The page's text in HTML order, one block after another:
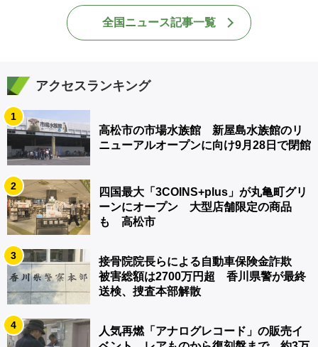
全国ニュース記事一覧
アクセスランキング
1
高松市の市場水族館 新屋島水族館のリ
ニューアルオープンに向け9月28日で閉館
2
四国最大「3COINS+plus」が丸亀町グリ
ーンにオープン 大型店舗限定の商品
も 高松市
3
接骨院院長らによる自動車保険金詐欺
被害総額は2700万円超 香川県警が最終
送検、捜査本部解散
4
人気再燃「アナログレコード」の販売イ